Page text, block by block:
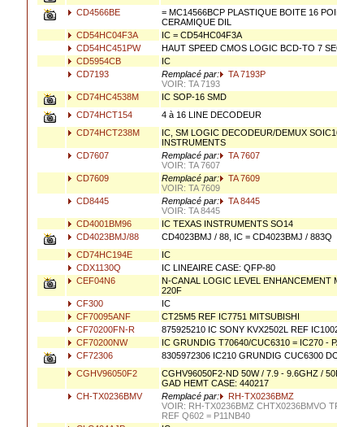
CD4566BE
= MC14566BCP PLASTIQUE BOITE 16
CERAMIQUE DIL
CD54HC04F3A IC = CD54HC04F3A
CD54HC451PW
HAUT SPEED CMOS LOGIC BCD-TO 7
CD5954CB
IC
CD7193
Remplacé par:
TA 7193P
VOIR: TA 7193
CD74HC4538M IC SOP-16 SMD
CD74HCT154
4 à 16 LINE DECODEUR
CD74HCT238M
IC, SM LOGIC DECODEUR/DEMUX
INSTRUMENTS
CD7607 Remplacé par:
TA 7607
VOIR: TA 7607
CD7609 Remplacé par:
TA 7609
VOIR: TA 7609
CD8445 Remplacé par:
TA 8445
VOIR: TA 8445
CD4001BM96 IC TEXAS INSTRUMENTS SO14
CD4023BMJ/88
CD4023BMJ / 88, IC = CD4023BMJ / 883Q
CD74HC194E
IC
CDX1130Q
IC LINEAIRE CASE: QFP-80
CEF04N6
N-CANAL LOGIC LEVEL ENHANCEMENT
220F
CF300 IC
CF70095ANF
CT25M5 REF IC7751 MITSUBISHI
CF70200FN-R
875925210 IC SONY KVX2502L REF
CF70200NW
IC GRUNDIG T70640/CUC6310 = IC270 -
CF72306
8305972306 IC210 GRUNDIG CUC6300
CGHV96050F2
CGHV96050F2-ND 50W / 7.9 - 9.6GHZ /
GAD HEMT CASE: 440217
CH-TX0236BMV Remplacé par:
RH-TX0236BMZ
VOIR: RH-TX0236BMZ CHTX0236BMVO
REF Q602 = P11NB40